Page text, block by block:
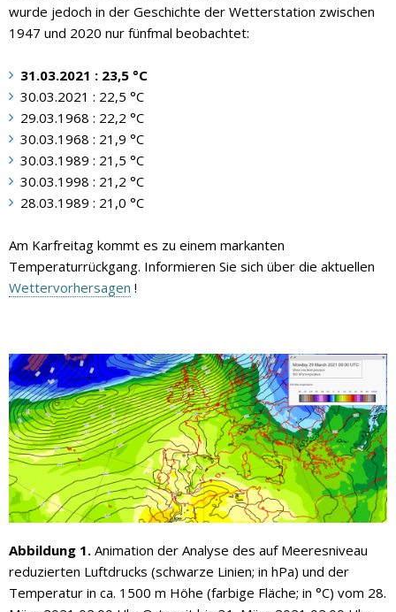
wurde jedoch in der Geschichte der Wetterstation zwischen
1947 und 2020 nur fünfmal beobachtet:
31.03.2021 : 23,5 °C
30.03.2021 : 22,5 °C
29.03.1968 : 22,2 °C
30.03.1968 : 21,9 °C
30.03.1989 : 21,5 °C
30.03.1998 : 21,2 °C
28.03.1989 : 21,0 °C
Am Karfreitag kommt es zu einem markanten
Temperaturrückgang. Informieren Sie sich über die aktuellen
Wettervorhersagen !
Abbildung 1. Animation der Analyse des auf Meeresniveau
reduzierten Luftdrucks (schwarze Linien; in hPa) und der
Temperatur in ca. 1500 m Höhe (farbige Fläche; in °C) vom 28.